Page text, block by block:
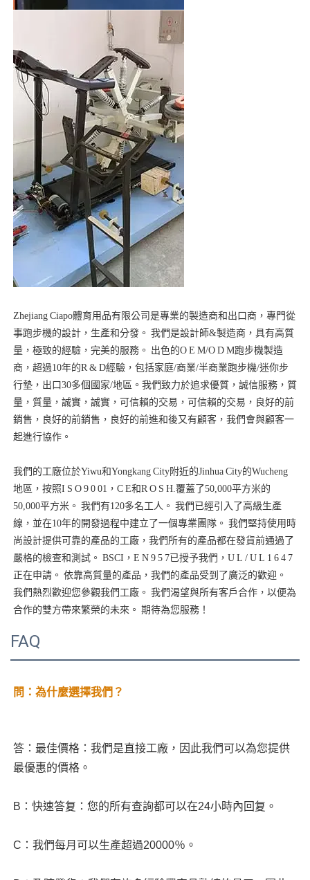
Zhejiang Ciapo體育用品有限公司是專業的製造商和出口商，專門從
事跑步機的設計，生產和分發。 我們是設計師&製造商，具有高質
量，極致的經驗，完美的服務。 出色的O E M/O D M跑步機製造
商，超過10年的R & D經驗，包括家庭/商業/半商業跑步機/迷你步
行墊，出口30多個國家/地區。我們致力於追求優質，誠信服務，質
量，質量，誠實，誠實，可信賴的交易，可信賴的交易，良好的前
銷售，良好的前銷售，良好的前進和後又有顧客，我們會與顧客一
我們的工廠位於Yiwu和Yongkang City附近的Jinhua City的Wucheng
地區，按照I S O 9 0 01，C E和R O S H.覆蓋了50,000平方米的
50,000平方米。 我們有120多名工人。 我們已經引入了高級生產
線，並在10年的開發過程中建立了一個專業團隊。 我們堅持使用時
尚設計提供可靠的產品的工廠，我們所有的產品都在發貨前通過了
嚴格的檢查和測試。 BSCI，E N 9 5 7已授予我們，U L / U L 1 6 4 7
正在申請。 依靠高質量的產品，我們的產品受到了廣泛的歡迎。
我們熱烈歡迎您參觀我們工廠。 我們渴望與所有客戶合作，以​​便為
FAQ
答：最佳價格：我們是直接工廠，因此我們可以為您提供